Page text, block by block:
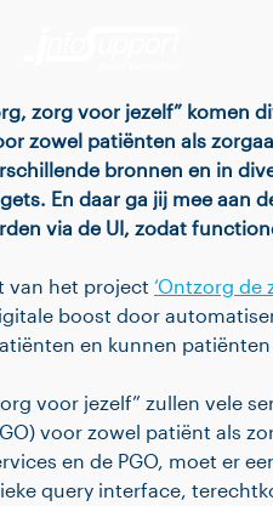
zorg voor jezelf” komen
zowel patiënten als
bronnen en in
En daar ga jij mee aan
via de UI, zodat
van het project ‘Ontzorg de
boost door
en kunnen
voor jezelf” zullen vele
voor zowel patiënt als
en de PGO, moet er
query interface,